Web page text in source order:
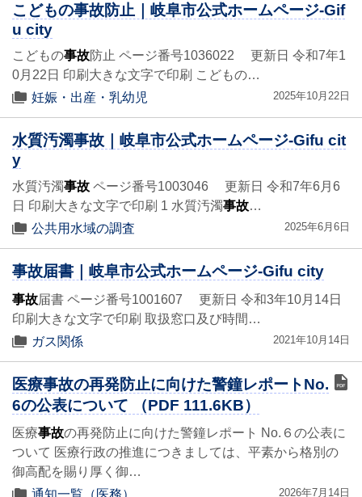
こどもの事故防止｜岐阜市公式ホームページ-Gif
u city
こどもの事故防止 ページ番号1036022 更新日 令和7年1
0月22日 印刷大きな文字で印刷 こどもの…
妊娠・出産・乳幼児
2025年10月22日
水質汚濁事故｜岐阜市公式ホームページ-Gifu cit
y
水質汚濁事故 ページ番号1003046 更新日 令和7年6月6
日 印刷大きな文字で印刷 1 水質汚濁事故…
公共用水域の調査
2025年6月6日
事故届書｜岐阜市公式ホームページ-Gifu city
事故届書 ページ番号1001607 更新日 令和3年10月14日
印刷大きな文字で印刷 取扱窓口及び時間…
ガス関係
2021年10月14日
医療事故の再発防止に向けた警鐘レポートNo.
6の公表について （PDF 111.6KB）
医療事故の再発防止に向けた警鐘レポート No.６の公表に
ついて 医療行政の推進につきましては、平素から格別の
御高配を賜り厚く御…
2026年7月14日